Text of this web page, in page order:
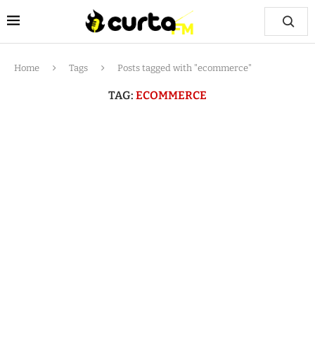
Home Tags Posts tagged with "ecommerce"
TAG: ECOMMERCE